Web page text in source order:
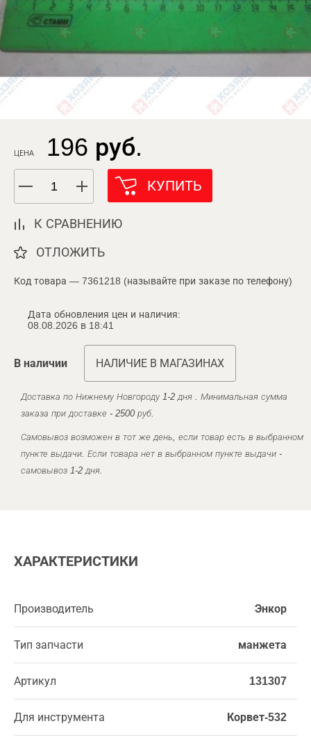
ЦЕНА 196 руб.
КУПИТЬ
К СРАВНЕНИЮ
ОТЛОЖИТЬ
Код товара — 7361218 (называйте при заказе по телефону)
Дата обновления цен и наличия:
08.08.2026 в 18:41
В наличии НАЛИЧИЕ В МАГАЗИНАХ
Доставка по Нижнему Новгороду 1-2 дня . Минимальная сумма
заказа при доставке - 2500 руб.
Самовывоз возможен в тот же день, если товар есть в выбранном
пункте выдачи. Если товара нет в выбранном пункте выдачи -
самовывоз 1-2 дня.
ХАРАКТЕРИСТИКИ
Производитель Энкор
Тип запчасти манжета
Артикул 131307
Для инструмента Корвет-532